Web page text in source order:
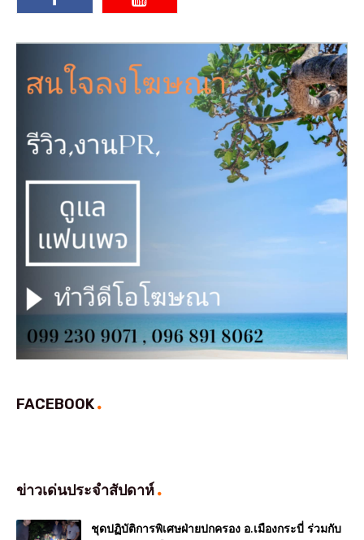
FACEBOOK
ข่าวเด่นประจำสัปดาห์
ชุดปฏิบัติการพิเศษฝ่ายปกครอง อ.เมืองกระบี่ ร่วมกับ